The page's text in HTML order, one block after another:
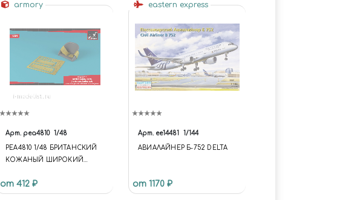
armory
Арт. pea4810 1/48
PEA4810 1/48 БРИТАНСКИЙ
КОЖАНЫЙ ШИРОКИЙ
от 412 ₽
eastern express
Арт. ее14481 1/144
АВИАЛАЙНЕР Б-752 DELTA
от 1170 ₽